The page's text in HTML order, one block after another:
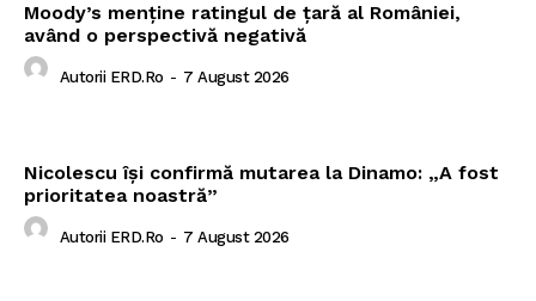
Moody’s menține ratingul de țară al României,
având o perspectivă negativă
Autorii ERD.ro - 7 August 2026
Nicolescu își confirmă mutarea la Dinamo: „A fost
prioritatea noastră”
Autorii ERD.ro - 7 August 2026